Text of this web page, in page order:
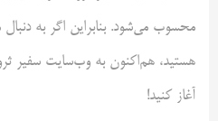
محسوب می‌شود. بنابراین اگر به
هستید، هم‌اکنون به وب‌سایت سفیر
آغاز کنید!